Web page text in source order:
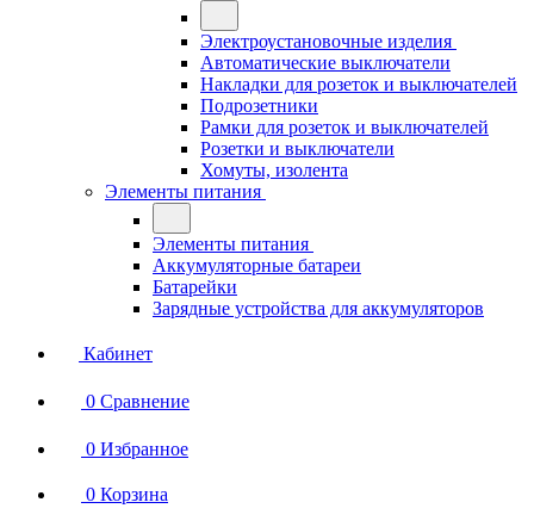
Электроустановочные изделия
Автоматические выключатели
Накладки для розеток и выключателей
Подрозетники
Рамки для розеток и выключателей
Розетки и выключатели
Хомуты, изолента
Элементы питания
Элементы питания
Аккумуляторные батареи
Батарейки
Зарядные устройства для аккумуляторов
Кабинет
0 Сравнение
0 Избранное
0 Корзина